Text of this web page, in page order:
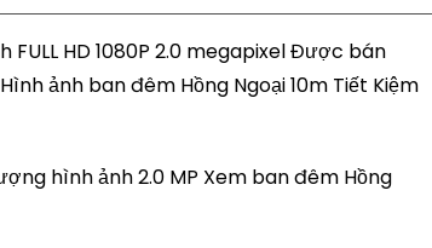
FULL HD 1080P 2.0 megapixel Được bán
ảnh ban đêm Hồng Ngoại 10m Tiết Kiệm
hình ảnh 2.0 MP Xem ban đêm Hồng